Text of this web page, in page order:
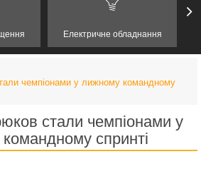
Електричне обладнання
чемпіонами у лижному командному
стали чемпіонами у
спринті